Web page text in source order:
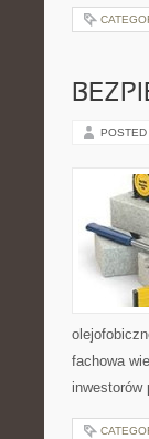
POSTED
fachowa